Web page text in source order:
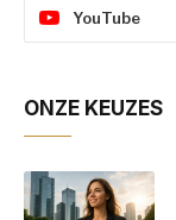
YouTube
ONZE KEUZES